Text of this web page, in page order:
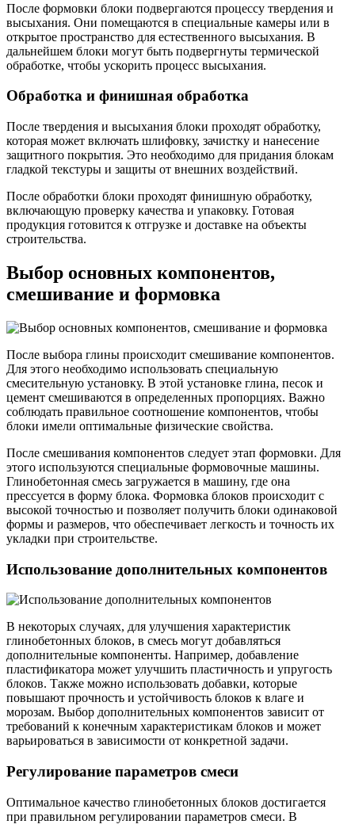
После формовки блоки подвергаются процессу твердения и
высыхания. Они помещаются в специальные камеры или в
открытое пространство для естественного высыхания. В
дальнейшем блоки могут быть подвергнуты термической
обработке, чтобы ускорить процесс высыхания.
Обработка и финишная обработка
После твердения и высыхания блоки проходят обработку,
которая может включать шлифовку, зачистку и нанесение
защитного покрытия. Это необходимо для придания блокам
гладкой текстуры и защиты от внешних воздействий.
После обработки блоки проходят финишную обработку,
включающую проверку качества и упаковку. Готовая
продукция готовится к отгрузке и доставке на объекты
строительства.
Выбор основных компонентов,
смешивание и формовка
После выбора глины происходит смешивание компонентов.
Для этого необходимо использовать специальную
смесительную установку. В этой установке глина, песок и
цемент смешиваются в определенных пропорциях. Важно
соблюдать правильное соотношение компонентов, чтобы
блоки имели оптимальные физические свойства.
После смешивания компонентов следует этап формовки. Для
этого используются специальные формовочные машины.
Глинобетонная смесь загружается в машину, где она
прессуется в форму блока. Формовка блоков происходит с
высокой точностью и позволяет получить блоки одинаковой
формы и размеров, что обеспечивает легкость и точность их
укладки при строительстве.
Использование дополнительных компонентов
В некоторых случаях, для улучшения характеристик
глинобетонных блоков, в смесь могут добавляться
дополнительные компоненты. Например, добавление
пластификатора может улучшить пластичность и упругость
блоков. Также можно использовать добавки, которые
повышают прочность и устойчивость блоков к влаге и
морозам. Выбор дополнительных компонентов зависит от
требований к конечным характеристикам блоков и может
варьироваться в зависимости от конкретной задачи.
Регулирование параметров смеси
Оптимальное качество глинобетонных блоков достигается
при правильном регулировании параметров смеси. В